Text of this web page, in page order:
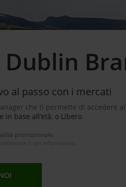
al passo con i mercati
che ti permette di accedere
in base all’età, o Libero.